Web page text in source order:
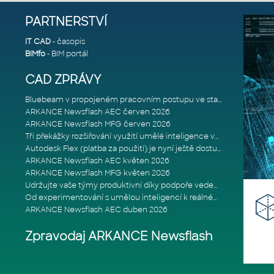
PARTNERSTVÍ
IT CAD- časopis
BIMfo- BIM portál
CAD ZPRÁVY
Bluebeam v propojeném pracovním postupu ve stavebnictví: Proč je int
ARKANCE Newsflash AEC červen 2026
ARKANCE Newsflash MFG červen 2026
Tři překážky rozšiřování využití umělé inteligence ve stavebním prům
Autodesk Flex (platba za použití) je nyní ještě dostupnější
ARKANCE Newsflash AEC květen 2026
ARKANCE Newsflash MFG květen 2026
Udržujte vaše týmy produktivní díky podpoře vedené odborníky
Od experimentování s umělou inteligencí k reálnému dopadu na podniká
ARKANCE Newsflash AEC duben 2026
Zpravodaj ARKANCE Newsflash